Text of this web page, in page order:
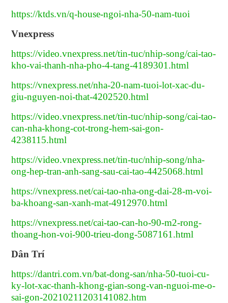
https://ktds.vn/q-house-ngoi-nha-50-nam-tuoi
Vnexpress
https://video.vnexpress.net/tin-tuc/nhip-song/cai-tao-
kho-vai-thanh-nha-pho-4-tang-4189301.html
https://vnexpress.net/nha-20-nam-tuoi-lot-xac-du-
giu-nguyen-noi-that-4202520.html
https://video.vnexpress.net/tin-tuc/nhip-song/cai-tao-
can-nha-khong-cot-trong-hem-sai-gon-
4238115.html
https://video.vnexpress.net/tin-tuc/nhip-song/nha-
ong-hep-tran-anh-sang-sau-cai-tao-4425068.html
https://vnexpress.net/cai-tao-nha-ong-dai-28-m-voi-
ba-khoang-san-xanh-mat-4912970.html
https://vnexpress.net/cai-tao-can-ho-90-m2-rong-
thoang-hon-voi-900-trieu-dong-5087161.html
Dân Trí
https://dantri.com.vn/bat-dong-san/nha-50-tuoi-cu-
ky-lot-xac-thanh-khong-gian-song-van-nguoi-me-o-
sai-gon-20210211203141082.htm